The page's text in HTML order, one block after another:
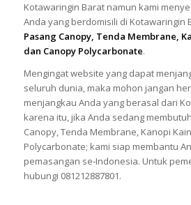
Kotawaringin Barat namun kami
Anda yang berdomisili di Kotawaringin
Pasang Canopy, Tenda Membrane,
dan Canopy Polycarbonate.
Mengingat website yang dapat
seluruh dunia, maka mohon jangan
menjangkau Anda yang berasal dari
karena itu, jika Anda sedang
Canopy, Tenda Membrane, Kanopi
Polycarbonate; kami siap membantu
pemasangan se-Indonesia. Untuk
hubungi 081212887801.